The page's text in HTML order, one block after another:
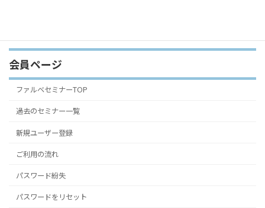
会員ページ
ファルベセミナーTOP
過去のセミナー一覧
新規ユーザー登録
ご利用の流れ
パスワード紛失
パスワードをリセット